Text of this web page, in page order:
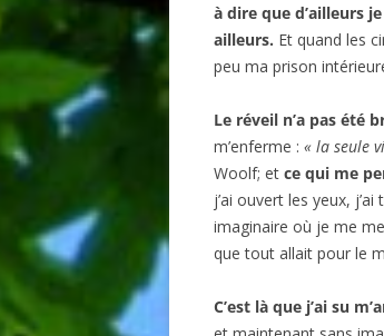
à dire que d’ailleurs
ailleurs. Et quand les
peu ma prison
Le réveil n’a pas été
m’enferme : « la seule
Woolf; et ce qui me
j’ai ouvert les yeux,
imaginaire où je me
que tout allait pour le
C’est là que j’ai su